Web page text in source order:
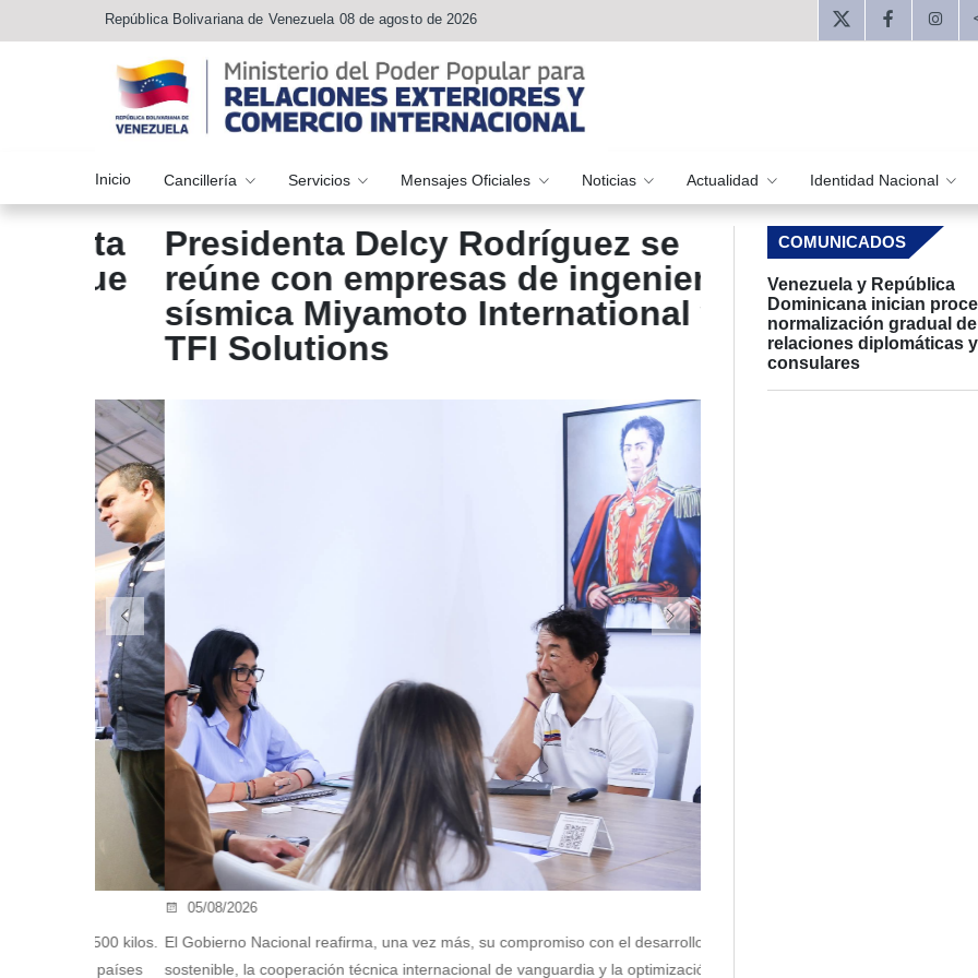
República Bolivariana de Venezuela 08 de agosto de 2026
Inicio Cancillería Servicios Mensajes Oficiales Noticias Actualidad Identidad Nacional
Presidenta Delcy Rodríguez se
reúne con empresas de ingeniería
sísmica Miyamoto International y
TFI Solutions
05/08/2026
El Gobierno Nacional reafirma, una vez más, su compromiso con el desarrollo urbano
sostenible, la cooperación técnica internacional de vanguardia y la optimización de las
Presidenta
alianzas de
hidrocarburos
de Energía
La reunión sirvió de marco para
Africana 2026, que se celebrará del
COMUNICADOS
Venezuela y República
Dominicana inician
normalización gradual
relaciones diplomáticas y
consulares